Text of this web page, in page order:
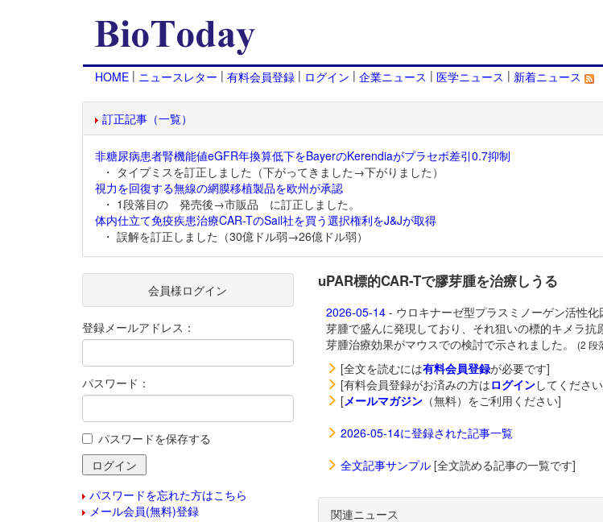
HOME | ニュースレター | 有料会員登録 | ログイン | 企業ニュース | 医学ニュース | 新着ニュース
訂正記事（一覧）
非糖尿病患者腎機能値eGFR年換算低下をBayerのKerendiaがプラセボ差引0.7抑制
・ タイプミスを訂正しました（下がってきました→下がりました）
視力を回復する無線の網膜移植製品を欧州が承認
・ 1段落目の 発売後→市販品 に訂正しました。
体内仕立て免疫疾患治療CAR-TのSail社を買う選択権利をJ&Jが取得
・ 誤解を訂正しました（30億ドル弱→26億ドル弱）
uPAR標的CAR-Tで膠芽腫を治療しうる
2026-05-14- ウロキナーゼ型プラスミノーゲン活性化
芽腫で盛んに発現しており、それ狙いの標的キメラ抗
芽腫治療効果がマウスでの検討で示されました。
(2 段
[全文を読むには有料会員登録が必要です]
[有料会員登録がお済みの方はログインしてくださ
[メールマガジン（無料）をご利用ください]
2026-05-14に登録された記事一覧
全文記事サンプル[全文読める記事の一覧です]
関連ニュース
会員様ログイン
登録メールアドレス：
パスワード：
パスワードを保存する
パスワードを忘れた方はこちら
メール会員(無料)登録